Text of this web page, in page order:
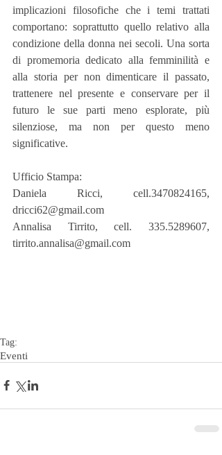
implicazioni filosofiche che i temi trattati
comportano: soprattutto quello relativo alla
condizione della donna nei secoli. Una sorta
di promemoria dedicato alla femminilità e
alla storia per non dimenticare il passato,
trattenere nel presente e conservare per il
futuro le sue parti meno esplorate, più
silenziose, ma non per questo meno
significative.
Ufficio Stampa:
Daniela Ricci, cell.3470824165,
dricci62@gmail.com
Annalisa Tirrito, cell. 335.5289607,
tirrito.annalisa@gmail.com
Tag:
Eventi